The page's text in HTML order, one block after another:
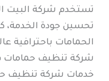
تستخدم شركة البيت
تحسين جودة الخدمة،
الحمامات باحترافية
شركة تنظيف حمامات
خدمات شركة تنظيف